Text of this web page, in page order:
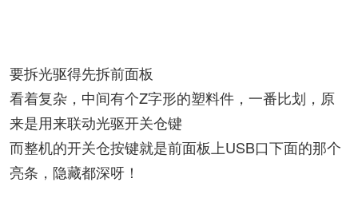
要拆光驱得先拆前面板
看着复杂，中间有个Z字形的塑料件，一番比划，原
来是用来联动光驱开关仓键
而整机的开关仓按键就是前面板上USB口下面的那个
亮条，隐藏都深呀！